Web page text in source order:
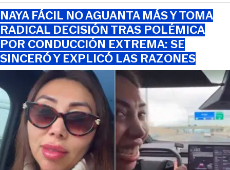
NAYA FÁCIL NO AGUANTA MÁS Y TOMA
RADICAL DECISIÓN TRAS POLÉMICA
POR CONDUCCIÓN EXTREMA: SE
SINCERÓ Y EXPLICÓ LAS RAZONES